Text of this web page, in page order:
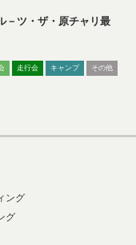
ツ・ザ・原チャリ最
走行会 キャンプ その他
ング
グ